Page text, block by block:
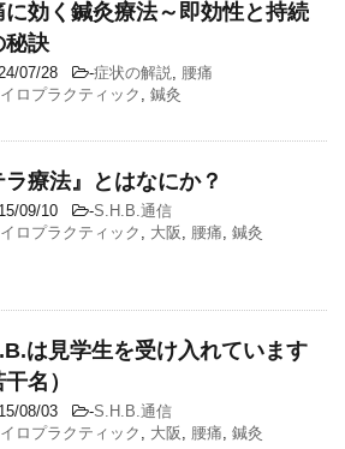
に効く鍼灸療法～即効性と持続
秘訣
07/28 -症状の解説, 腰痛
ロプラクティック , 鍼灸
ラ療法』とはなにか？
09/10 -S.H.B.通信
ロプラクティック , 大阪 , 腰痛, 鍼灸
は見学生を受け入れています
干名）
08/03 -S.H.B.通信
ロプラクティック , 大阪 , 腰痛, 鍼灸